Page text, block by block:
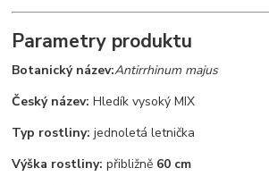
Parametry produktu
Botanický název:Antirrhinum majus
Český název: Hledík vysoký MIX
Typ rostliny: jednoletá letnička
Výška rostliny: přibližně 60 cm